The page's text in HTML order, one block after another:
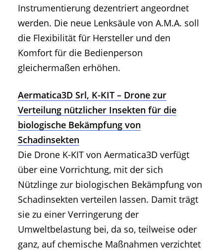
Instrumentierung dezentriert angeordnet
werden. Die neue Lenksäule von A.M.A. soll
die Flexibilität für Hersteller und den
Komfort für die Bedienperson
gleichermaßen erhöhen.
Aermatica3D Srl, K-KIT – Drone zur
Verteilung nützlicher Insekten für die
biologische Bekämpfung von
Schadinsekten
Die Drone K-KIT von Aermatica3D verfügt
über eine Vorrichtung, mit der sich
Nützlinge zur biologischen Bekämpfung von
Schadinsekten verteilen lassen. Damit trägt
sie zu einer Verringerung der
Umweltbelastung bei, da so, teilweise oder
ganz, auf chemische Maßnahmen verzichtet